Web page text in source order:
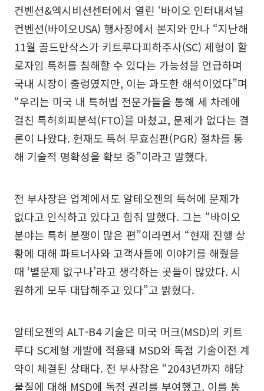
컨벤션&엑시비션센터에서 열린 ‘바이오 인터내셔널
컨벤션(바이오USA) 행사장에서 본지와 만나 “지난해
11월 골드만삭스가 키트루다피하주사(SC) 제형이 할
로자임 특허를 침해할 수 있다는 가능성을 언급하며
국내 시장이 출렁였지만, 이는 과도한 해석이었다”며
“우리는 미국 내 특허법 전문가들을 통해 세 차례에
걸친 특허회피분석(FTO)을 마쳤고, 문제가 없다는 결
론이 나왔다. 현재도 특허 무효심판(PGR) 절차를 통
해 기술적 명확성을 확보 중”이라고 말했다.
전 부사장은 업계에서도 알테오젠의 특허에 문제가
없다고 인식하고 있다고 힘줘 말했다. 그는 “바이오
분야는 특허 분쟁이 많은 편”이라면서 “현재 진행 상
황에 대해 파트너사와 고객사들에 이야기를 해줬을
때 ‘별문제 없구나’라고 생각하는 곳들이 많았다. 시
원하게 모두 대답해주고 있다”고 밝혔다.
알테오젠의 ALT-B4 기술은 미국 머크(MSD)의 키트
루다 SC제형 개발에 적용돼 MSD와 독점 기술이전 계
약이 체결된 상태다. 전 부사장은 “2043년까지 해당
물질에 대해 MSD에 독점 권리를 부여했고, 이를 통